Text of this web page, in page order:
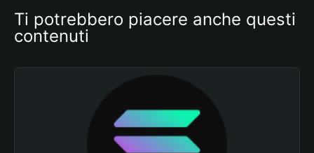
Ti potrebbero piacere anche questi
contenuti